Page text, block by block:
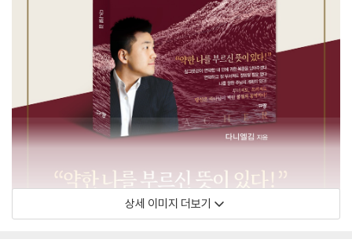
상세 이미지 더보기